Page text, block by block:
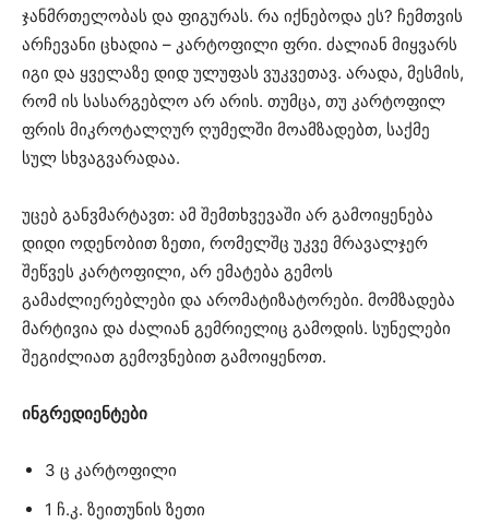
ჯანმრთელობას და ფიგურას. რა იქნებოდა ეს? ჩემთვის
არჩევანი ცხადია – კარტოფილი ფრი. ძალიან მიყვარს
იგი და ყველაზე დიდ ულუფას ვუკვეთავ. არადა, მესმის,
რომ ის სასარგებლო არ არის. თუმცა, თუ კარტოფილ
ფრის მიკროტალღურ ღუმელში მოამზადებთ, საქმე
სულ სხვაგვარადაა.
უცებ განვმარტავთ: ამ შემთხვევაში არ გამოიყენება
დიდი ოდენობით ზეთი, რომელშც უკვე მრავალჯერ
შეწვეს კარტოფილი, არ ემატება გემოს
გამაძლიერებლები და არომატიზატორები. მომზადება
მარტივია და ძალიან გემრიელიც გამოდის. სუნელები
შეგიძლიათ გემოვნებით გამოიყენოთ.
ინგრედიენტები
3 ც კარტოფილი
1 ჩ.კ. ზეითუნის ზეთი